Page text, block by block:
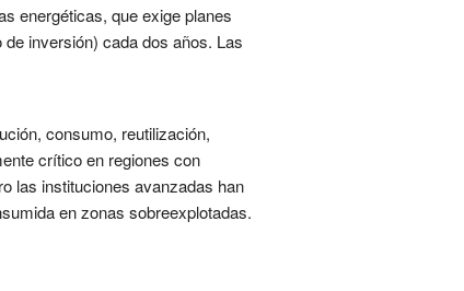
energéticas, que exige planes
inversión) cada dos años. Las
consumo, reutilización,
crítico en regiones con
las instituciones avanzadas han
en zonas sobreexplotadas.